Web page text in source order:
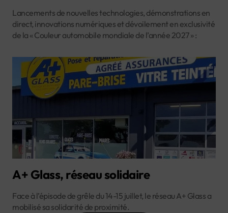
Lancements de nouvelles technologies, démonstrations en
direct, innovations numériques et dévoilement en exclusivité
de la « Couleur automobile mondiale de l’année 2027 » :
A+ Glass, réseau solidaire
Face à l’épisode de grêle du 14-15 juillet, le réseau A+ Glass a
mobilisé sa solidarité de proximité.